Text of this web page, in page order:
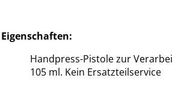
Eigenschaften:
Handpress-Pistole zur
105 ml. Kein Ersatzteilservice